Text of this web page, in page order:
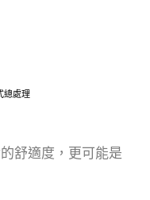
總處理
舒適度，更可能是